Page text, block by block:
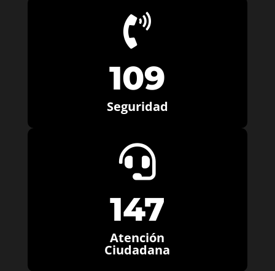

109
Seguridad

147
Atención
Ciudadana